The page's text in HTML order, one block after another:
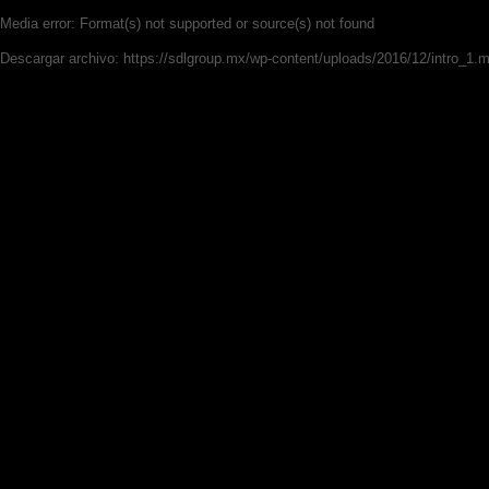
Media error: Format(s) not supported or source(s) not found
Descargar archivo: https://sdlgroup.mx/wp-content/uploads/2016/12/